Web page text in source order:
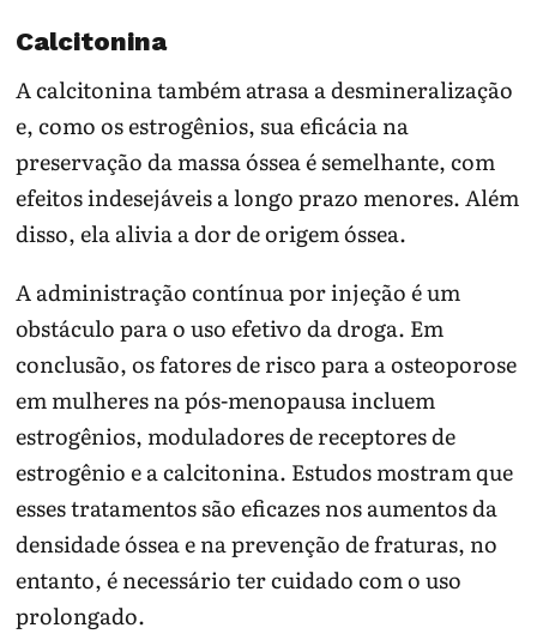
Calcitonina
A calcitonina também atrasa a desmineralização
e, como os estrogênios, sua eficácia na
preservação da massa óssea é semelhante, com
efeitos indesejáveis ​​a longo prazo menores. Além
disso, ela alivia a dor de origem óssea.
A administração contínua por injeção é um
obstáculo para o uso efetivo da droga. Em
conclusão, os fatores de risco para a osteoporose
em mulheres na pós-menopausa incluem
estrogênios, moduladores de receptores de
estrogênio e a calcitonina. Estudos mostram que
esses tratamentos são eficazes nos aumentos da
densidade óssea e na prevenção de fraturas, no
entanto, é necessário ter cuidado com o uso
prolongado.